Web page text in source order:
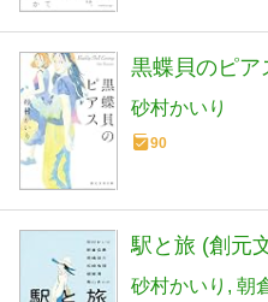
黒蝶貝のピア
砂村かいり
90
駅と旅 (創元
砂村かいり 朝